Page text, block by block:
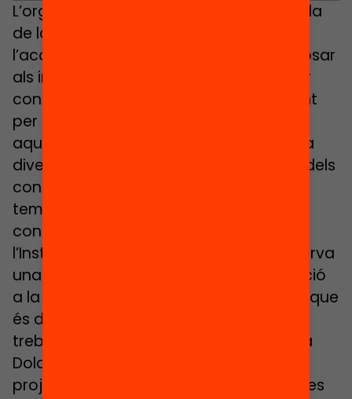
L’organització dels temps a l’escola parla
de la importància que té
l’acompanyament dels alumnes. Cal posar
als infants al centre, però cal també ser
conseqüents i dedicar el temps suficient
per atendre les seves necessitats. En
aquest sentit, l’Escola Sant Jordi destina
divendres per la tarda per les reunions dels
consells escolars i les assemblees, i el
temps que calgui per resoldre els
conflictes en grup. Per la seva banda,
l’Institut Escola Daniel Mangrané es reserva
una franja horària important per l’atenció
a la gestió emocional: “Tenim una hora que
és diu “Dins teu” on els tutors anem
treballant l’acompanyament”, explica la
Dolors Queralt. A més, en el marc d’un
projecte amb fons europeus, els alumnes